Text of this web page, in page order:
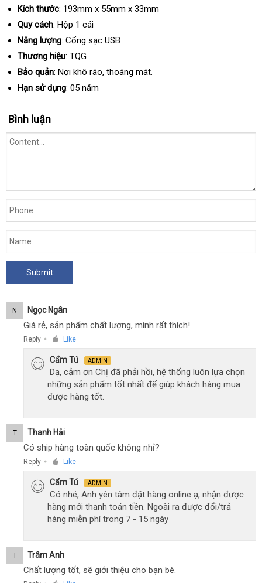
giá
Kích thước: 193mm x 55mm x 33mm
Quy cách: Hộp 1 cái
Năng lượng: Cổng sạc USB
Thương hiệu: TQG
Bảo quản: Nơi khô ráofacebook
, thoáng mát.
Hạn sử dụng: 05 năm
Bình luận
N Ngọc Ngân
Giá rẻ, sản phẩm chất lượng, mình rất thích!
Reply ● Like
Cẩm Tú ADMIN
Dạ, cảm ơn Chị đã phải hồi, hệ thống luôn lựa chọn
những sản phẩm tốt nhất để giúp khách hàng mua
được hàng tốt.
T Thanh Hải
Có ship hàng toàn quốc không nhỉ?
Reply ● Like
Cẩm Tú ADMIN
Có nhé, Anh yên tâm đặt hàng online ạ, nhận được
hàng mới thanh toán tiền. Ngoài ra được đổi/trả
hàng miễn phí trong 7 - 15 ngày
T Trâm Anh
Chất lượng tốt, sẽ giới thiệu cho bạn bè.